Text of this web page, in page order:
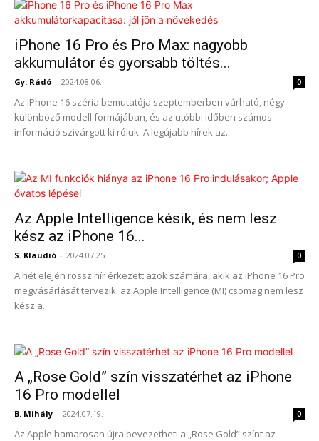
iPhone 16 Pro és Pro Max: nagyobb
akkumulátor és gyorsabb töltés...
Gy. Rádó - 2024.08.06. 0
Az iPhone 16 széria bemutatója szeptemberben várható, négy
különböző modell formájában, és az utóbbi időben számos
információ szivárgott ki róluk. A legújabb hírek az...
Az Apple Intelligence késik, és nem lesz
kész az iPhone 16...
S. Klaudió - 2024.07.25. 0
A hét elején rossz hír érkezett azok számára, akik az iPhone 16 Pro
megvásárlását tervezik: az Apple Intelligence (MI) csomag nem lesz
kész a...
A „Rose Gold” szín visszatérhet az iPhone
16 Pro modellel
B. Mihály - 2024.07.19. 0
Az Apple hamarosan újra bevezetheti a „Rose Gold” színt az